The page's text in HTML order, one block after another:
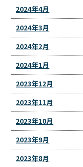
2024年4月
2024年3月
2024年2月
2024年1月
2023年12月
2023年11月
2023年10月
2023年9月
2023年8月